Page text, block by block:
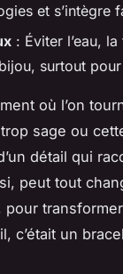
et s’intègre
: Éviter l’eau,
surtout
où l’on
sage ou
détail qui
peut tout
pour
c’était un